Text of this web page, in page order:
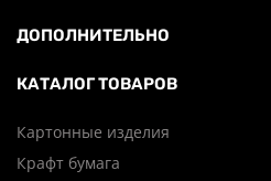
ДОПОЛНИТЕЛЬНО
КАТАЛОГ ТОВАРОВ
Картонные изделия
Крафт бумага